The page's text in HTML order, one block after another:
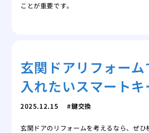
ことが重要です。
玄関ドアリフォーム
入れたいスマートキ
2025.12.15 鍵交換
玄関ドアのリフォームを考えるなら、ぜひ